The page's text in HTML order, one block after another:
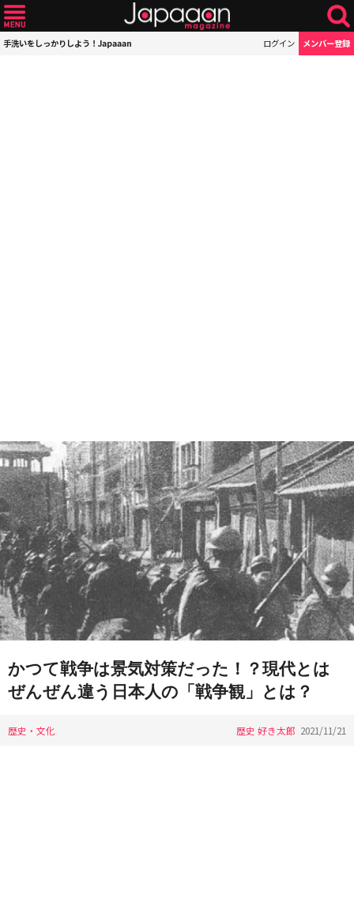
手洗いをしっかりしよう！Japaaan ログイン メンバー登録
かつて戦争は景気対策だった！？現代とは
ぜんぜん違う日本人の「戦争観」とは？
歴史・文化 歴史 好き太郎 2021/11/21